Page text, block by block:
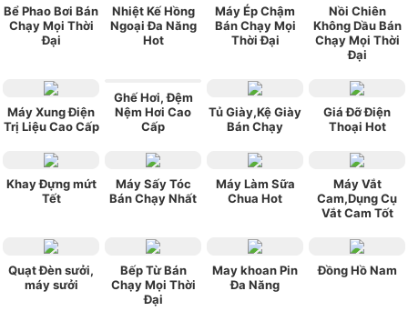
Bể Phao Bơi Bán
Chạy Mọi Thời
Đại
Nhiệt Kế Hồng
Ngoại Đa Năng
Hot
Máy Ép Chậm
Bán Chạy Mọi
Thời Đại
Nồi Chiên
Không Dầu Bán
Chạy Mọi Thời
Đại
Máy Xung Điện
Trị Liệu Cao Cấp
Ghế Hơi, Đệm
Nệm Hơi Cao
Cấp
Tủ Giày,Kệ Giày
Bán Chạy
Giá Đỡ Điện
Thoại Hot
Khay Đựng mứt
Tết
Máy Sấy Tóc
Bán Chạy Nhất
Máy Làm Sữa
Chua Hot
Máy Vắt
Cam,Dụng Cụ
Vắt Cam Tốt
Quạt Đèn sưởi,
máy sưởi
Bếp Từ Bán
Chạy Mọi Thời
Đại
May khoan Pin
Đa Năng
Đồng Hồ Nam